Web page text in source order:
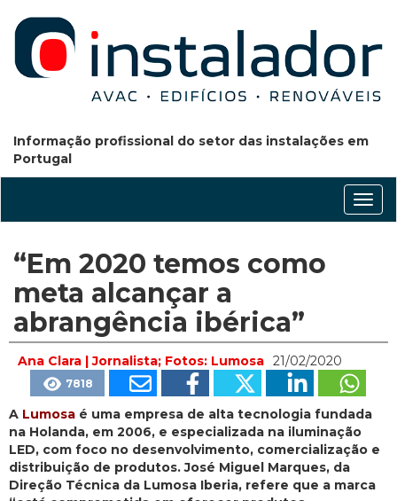
Informação profissional do setor das instalações em
Portugal
“Em 2020 temos como
meta alcançar a
abrangência ibérica”
Ana Clara | Jornalista; Fotos: Lumosa 21/02/2020
7818
A Lumosa é uma empresa de alta tecnologia fundada
na Holanda, em 2006, e especializada na iluminação
LED, com foco no desenvolvimento, comercialização e
distribuição de produtos. José Miguel Marques, da
Direção Técnica da Lumosa Iberia, refere que a marca